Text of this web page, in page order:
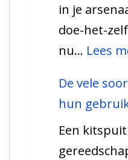
in je
doe-het-
nu… Lees
De vele
hun
Een